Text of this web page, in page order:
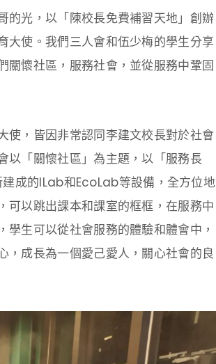
的光，以「陳校長免費補習天地」創辦
大使。我們三人會和伍少梅的學生分享
關懷社區，服務社會，並從服務中鞏固
使，皆因非常認同李建文校長對於社會
以「關懷社區」為主題，以「服務長
成的ILab和EcoLab等設備，全方位地
可以跳出課本和課室的框框，在服務中
生可以從社會服務的體驗和體會中，
，成長為一個愛己愛人，關心社會的良